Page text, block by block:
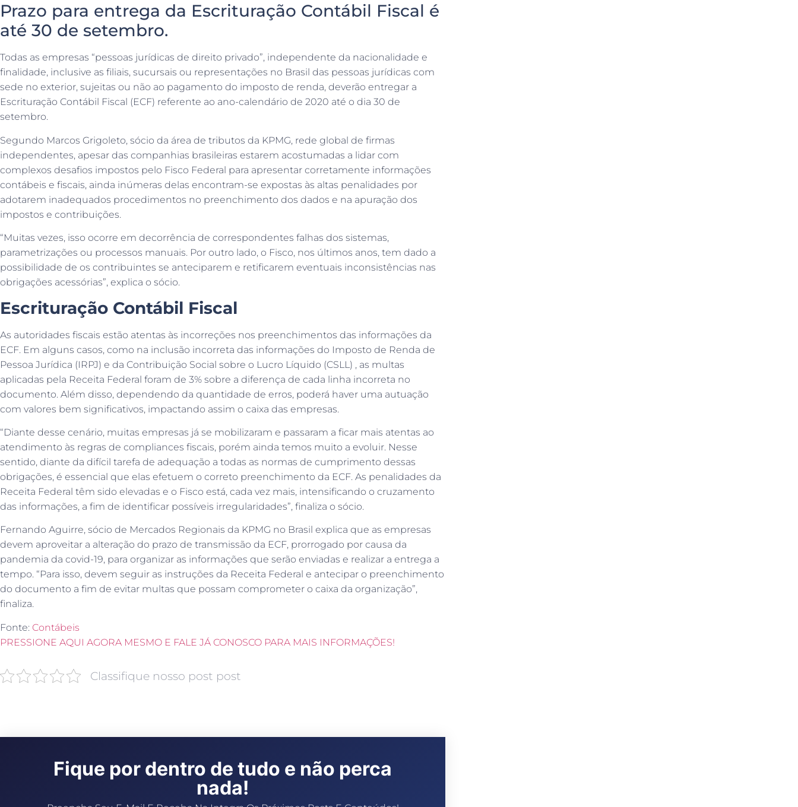
Prazo para entrega da Escrituração Contábil Fiscal é
até 30 de setembro.
Todas as empresas “pessoas jurídicas de direito privado”, independente da nacionalidade e
finalidade, inclusive as filiais, sucursais ou representações no Brasil das pessoas jurídicas com
sede no exterior, sujeitas ou não ao pagamento do imposto de renda, deverão entregar a
Escrituração Contábil Fiscal (ECF) referente ao ano-calendário de 2020 até o dia 30 de
setembro.
Segundo Marcos Grigoleto, sócio da área de tributos da KPMG, rede global de firmas
independentes, apesar das companhias brasileiras estarem acostumadas a lidar com
complexos desafios impostos pelo Fisco Federal para apresentar corretamente informações
contábeis e fiscais, ainda inúmeras delas encontram-se expostas às altas penalidades por
adotarem inadequados procedimentos no preenchimento dos dados e na apuração dos
impostos e contribuições.
“Muitas vezes, isso ocorre em decorrência de correspondentes falhas dos sistemas,
parametrizações ou processos manuais. Por outro lado, o Fisco, nos últimos anos, tem dado a
possibilidade de os contribuintes se anteciparem e retificarem eventuais inconsistências nas
obrigações acessórias”, explica o sócio.
Escrituração Contábil Fiscal
As autoridades fiscais estão atentas às incorreções nos preenchimentos das informações da
ECF. Em alguns casos, como na inclusão incorreta das informações do Imposto de Renda de
Pessoa Jurídica (IRPJ) e da Contribuição Social sobre o Lucro Líquido (CSLL) , as multas
aplicadas pela Receita Federal foram de 3% sobre a diferença de cada linha incorreta no
documento. Além disso, dependendo da quantidade de erros, poderá haver uma autuação
com valores bem significativos, impactando assim o caixa das empresas.
“Diante desse cenário, muitas empresas já se mobilizaram e passaram a ficar mais atentas ao
atendimento às regras de compliances fiscais, porém ainda temos muito a evoluir. Nesse
sentido, diante da difícil tarefa de adequação a todas as normas de cumprimento dessas
obrigações, é essencial que elas efetuem o correto preenchimento da ECF. As penalidades da
Receita Federal têm sido elevadas e o Fisco está, cada vez mais, intensificando o cruzamento
das informações, a fim de identificar possíveis irregularidades”, finaliza o sócio.
Fernando Aguirre, sócio de Mercados Regionais da KPMG no Brasil explica que as empresas
devem aproveitar a alteração do prazo de transmissão da ECF, prorrogado por causa da
pandemia da covid-19, para organizar as informações que serão enviadas e realizar a entrega a
tempo. “Para isso, devem seguir as instruções da Receita Federal e antecipar o preenchimento
do documento a fim de evitar multas que possam comprometer o caixa da organização”,
finaliza.
Fonte: Contábeis
PRESSIONE AQUI AGORA MESMO E FALE JÁ CONOSCO PARA MAIS INFORMAÇÕES!
Classifique nosso post post
Fique por dentro de tudo e não perca
nada!